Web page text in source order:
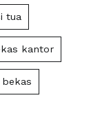
tua
kantor